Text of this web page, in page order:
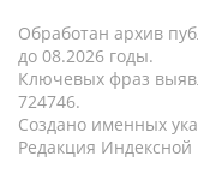
Обработан архив
до 08.2026 годы.
Ключевых фраз
724746.
Создано именных
Редакция Индексной